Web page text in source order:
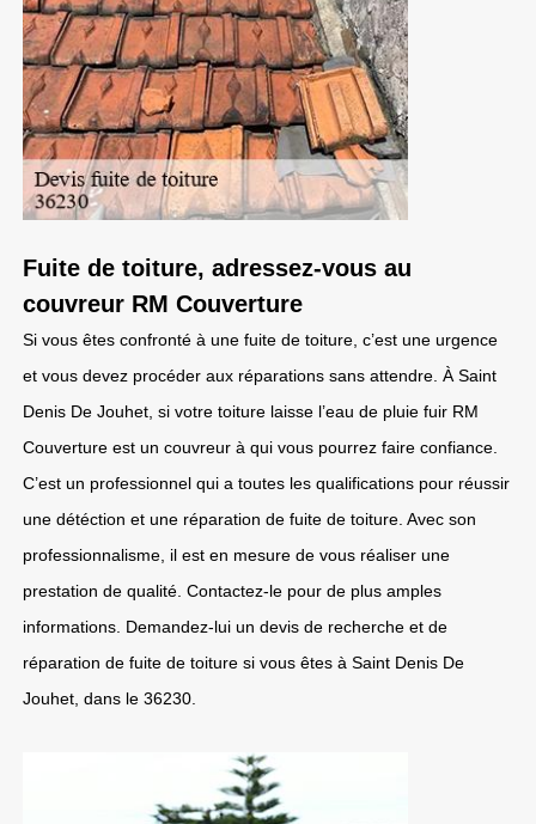
Fuite de toiture, adressez-vous au
couvreur RM Couverture
Si vous êtes confronté à une fuite de toiture, c’est une urgence
et vous devez procéder aux réparations sans attendre. À Saint
Denis De Jouhet, si votre toiture laisse l’eau de pluie fuir RM
Couverture est un couvreur à qui vous pourrez faire confiance.
C’est un professionnel qui a toutes les qualifications pour réussir
une détéction et une réparation de fuite de toiture. Avec son
professionnalisme, il est en mesure de vous réaliser une
prestation de qualité. Contactez-le pour de plus amples
informations. Demandez-lui un devis de recherche et de
réparation de fuite de toiture si vous êtes à Saint Denis De
Jouhet, dans le 36230.